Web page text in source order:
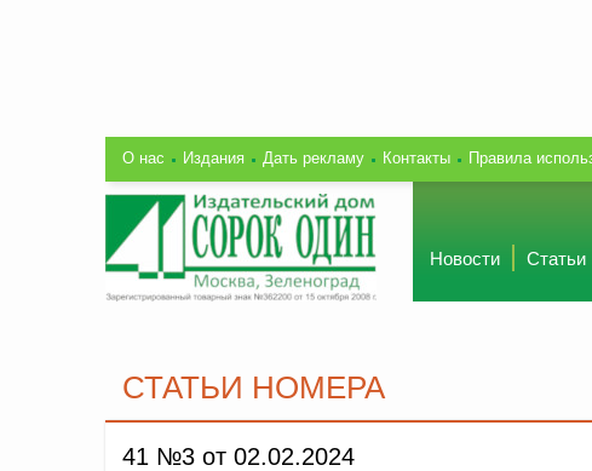
О нас Издания Дать рекламу Контакты Правила
Новости Статьи
СТАТЬИ НОМЕРА
41 №3 от 02.02.2024